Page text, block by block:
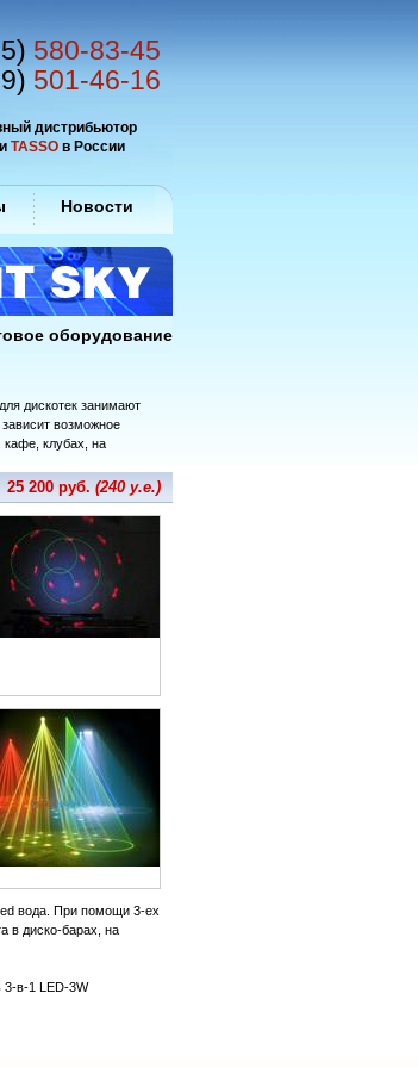
дискотек занимают
возможное
кафе, клубах, на
25 200 руб. (240 у.е.)
вода. При помощи 3-ех
в диско-барах, на
в-1 LED-3W
дистрибьютор
TASSOв России
580-83-45
501-46-16
Новости
оборудование